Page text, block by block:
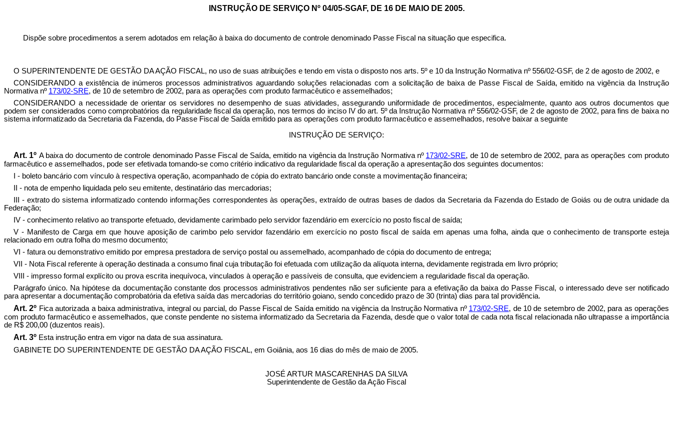
INSTRUÇÃO DE SERVIÇO Nº 04/05-SGAF, DE 16 DE MAIO DE 2005.
Dispõe sobre procedimentos a serem adotados em relação à baixa do documento de controle denominado Passe Fiscal na situação que especifica.
O SUPERINTENDENTE DE GESTÃO DA AÇÃO FISCAL, no uso de suas atribuições e tendo em vista o disposto nos arts. 5º e 10 da Instrução Normativa nº 556/02-GSF, de 2 de agosto de 2002, e
CONSIDERANDO a existência de inúmeros processos administrativos aguardando soluções relacionadas com a solicitação de baixa de Passe Fiscal de Saída, emitido na vigência da Instrução
Normativa nº 173/02-SRE, de 10 de setembro de 2002, para as operações com produto farmacêutico e assemelhados;
CONSIDERANDO a necessidade de orientar os servidores no desempenho de suas atividades, assegurando uniformidade de procedimentos, especialmente, quanto aos outros documentos que
podem ser considerados como comprobatórios da regularidade fiscal da operação, nos termos do inciso IV do art. 5º da Instrução Normativa nº 556/02-GSF, de 2 de agosto de 2002, para fins de baixa no
sistema informatizado da Secretaria da Fazenda, do Passe Fiscal de Saída emitido para as operações com produto farmacêutico e assemelhados, resolve baixar a seguinte
INSTRUÇÃO DE SERVIÇO:
Art. 1º A baixa do documento de controle denominado Passe Fiscal de Saída, emitido na vigência da Instrução Normativa nº 173/02-SRE, de 10 de setembro de 2002, para as operações com produto
farmacêutico e assemelhados, pode ser efetivada tomando-se como critério indicativo da regularidade fiscal da operação a apresentação dos seguintes documentos:
I - boleto bancário com vínculo à respectiva operação, acompanhado de cópia do extrato bancário onde conste a movimentação financeira;
II - nota de empenho liquidada pelo seu emitente, destinatário das mercadorias;
III - extrato do sistema informatizado contendo informações correspondentes às operações, extraído de outras bases de dados da Secretaria da Fazenda do Estado de Goiás ou de outra unidade da
Federação;
IV - conhecimento relativo ao transporte efetuado, devidamente carimbado pelo servidor fazendário em exercício no posto fiscal de saída;
V - Manifesto de Carga em que houve aposição de carimbo pelo servidor fazendário em exercício no posto fiscal de saída em apenas uma folha, ainda que o conhecimento de transporte esteja
relacionado em outra folha do mesmo documento;
VI - fatura ou demonstrativo emitido por empresa prestadora de serviço postal ou assemelhado, acompanhado de cópia do documento de entrega;
VII - Nota Fiscal referente à operação destinada a consumo final cuja tributação foi efetuada com utilização da alíquota interna, devidamente registrada em livro próprio;
VIII - impresso formal explícito ou prova escrita inequívoca, vinculados à operação e passíveis de consulta, que evidenciem a regularidade fiscal da operação.
Parágrafo único. Na hipótese da documentação constante dos processos administrativos pendentes não ser suficiente para a efetivação da baixa do Passe Fiscal, o interessado deve ser notificado
para apresentar a documentação comprobatória da efetiva saída das mercadorias do território goiano, sendo concedido prazo de 30 (trinta) dias para tal providência.
Art. 2º Fica autorizada a baixa administrativa, integral ou parcial, do Passe Fiscal de Saída emitido na vigência da Instrução Normativa nº 173/02-SRE, de 10 de setembro de 2002, para as operações
com produto farmacêutico e assemelhados, que conste pendente no sistema informatizado da Secretaria da Fazenda, desde que o valor total de cada nota fiscal relacionada não ultrapasse a importância
de R$ 200,00 (duzentos reais).
Art. 3ºEsta instrução entra em vigor na data de sua assinatura.
GABINETE DO SUPERINTENDENTE DE GESTÃO DA AÇÃO FISCAL, em Goiânia, aos 16 dias do mês de maio de 2005.
JOSÉ ARTUR MASCARENHAS DA SILVA
Superintendente de Gestão da Ação Fiscal